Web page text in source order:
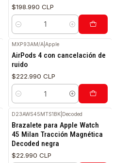
$198.990 CLP
Cantidad
MXP93AM/A |Apple
AirPods 4 con cancelación de
ruido
$222.990 CLP
Cantidad
D23AWS45MTS1BK Decoded
Brazalete para Apple Watch
45 Milan Tracción Magnética
Decoded negra
$22.990 CLP